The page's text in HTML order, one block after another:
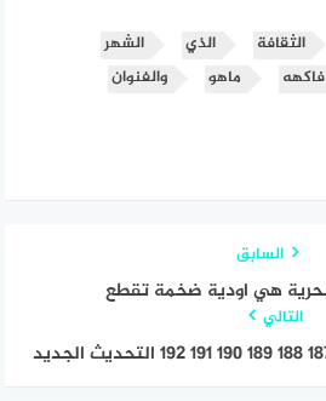
الثقافة الذي
الشهر
فاكهه ماهو
والفنوان
السابق
هي اودية ضخمة تقطع
التالي